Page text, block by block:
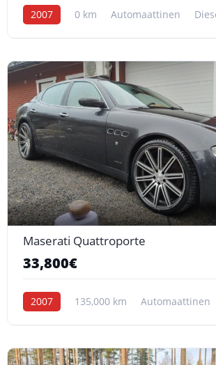
2007 0 km Automaattinen
Maserati Quattroporte
33,800€
2007 135,000 km Automaattinen